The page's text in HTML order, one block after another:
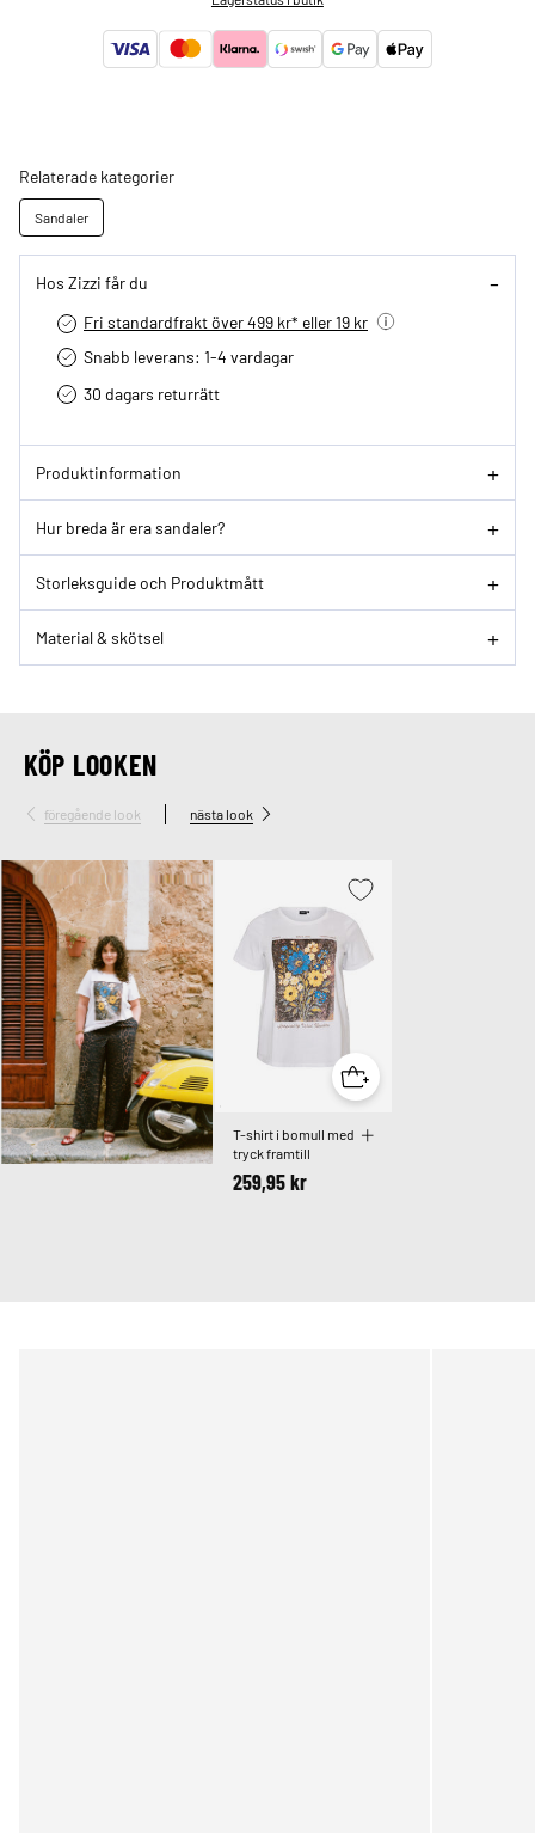
Relaterade kategorier
Sandaler
Hos Zizzi får du
Fri standardfrakt över 499 kr* eller 19 kr
Snabb leverans: 1-4 vardagar
30 dagars returrätt­
Produktinformation
Hur breda är era sandaler?
Storleksguide och Produktmått
Material & skötsel
KÖP LOOKEN
föregående look nästa look
T-shirt i bomull med
tryck framtill
259,95 kr